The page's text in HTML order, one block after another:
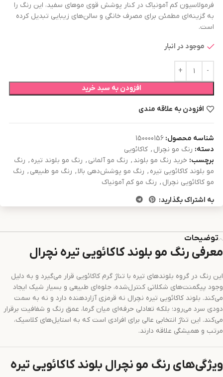
فرمولاسیون کم آمونیاک در کنار پوشش قوی موهای سفید، این رنگ را
به گزینه‌ای مطمئن برای مصرف خانگی و سالن‌های زیبایی تبدیل کرده
است.
موجود در انبار
افزودن به سبد خرید
افزودن به علاقه مندی
شناسه محصول: 150000156
دسته: رنگ مو نچرال , کاکائویی
برچسب: خرید رنگ مو بلوند , رنگ مو آلمانی , رنگ مو بلوند تیره , رنگ
مو بلوند کاکائویی تیره , رنگ مو پوشش‌دهی بالا, رنگ مو طبیعی , رنگ
مو کاکائویی نچرال , رنگ مو کم آمونیاک
به اشتراک بگذارید:
توضیحات
معرفی رنگ مو بلوند کاکائویی تیره نچرال
این رنگ در گروه بلوندهای تیره با تناژ گرم کاکائویی قرار می‌گیرد و به دلیل
وجود پیگمنت‌های شکلاتی کنترل‌شده، جلوه‌ای طبیعی و بسیار شیک ایجاد
می‌کند. بلوند کاکائویی تیره نچرال نه قرمزی آزاردهنده دارد و نه به سمت
دودی سرد می‌رود؛ بلکه تعادلی حرفه‌ای میان گرما، عمق رنگ و شفافیت برقرار
می‌کند. این تناژ انتخابی عالی برای افرادی است که به استایل‌های کلاسیک،
مرتب و همیشگی علاقه دارند.
ویژگی‌های رنگ مو نچرال بلوند کاکائویی تیره